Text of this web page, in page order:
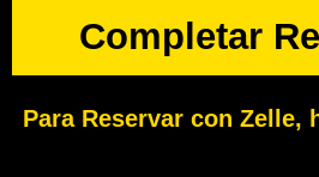
Completar
Para Reservar con Zelle,